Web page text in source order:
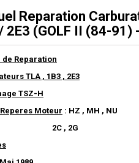
Reparation
2E3 (GOLF II (84-91)
de Reparation
TLA , 1B3 , 2E3
TSZ-H
Moteur : HZ , MH , NU
, 2G